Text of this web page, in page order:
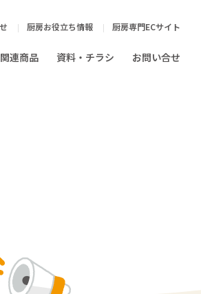
厨房お役立ち情報 厨房専門ECサイト
連商品 資料・チラシ お問い合せ